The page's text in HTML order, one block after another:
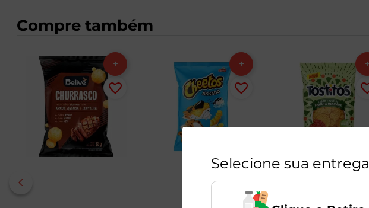
Compre também
Selecione sua entrega